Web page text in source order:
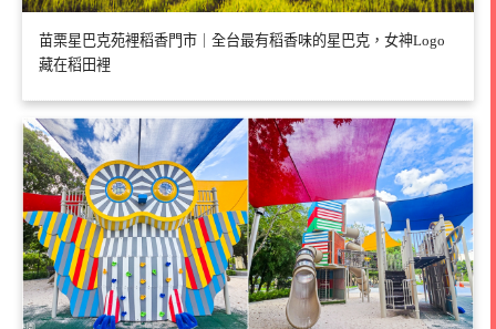
苗栗星巴克苑裡稻香門市｜全台最有稻香味的星巴克，女神Logo
藏在稻田裡